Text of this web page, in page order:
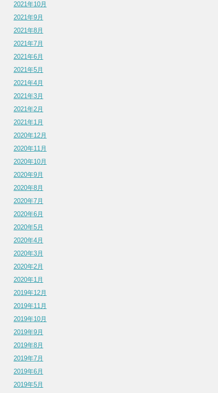
2021年10月
2021年9月
2021年8月
2021年7月
2021年6月
2021年5月
2021年4月
2021年3月
2021年2月
2021年1月
2020年12月
2020年11月
2020年10月
2020年9月
2020年8月
2020年7月
2020年6月
2020年5月
2020年4月
2020年3月
2020年2月
2020年1月
2019年12月
2019年11月
2019年10月
2019年9月
2019年8月
2019年7月
2019年6月
2019年5月